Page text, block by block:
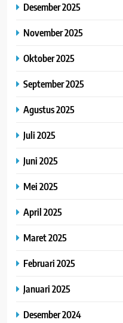
Desember 2025
November 2025
Oktober 2025
September 2025
Agustus 2025
Juli 2025
Juni 2025
Mei 2025
April 2025
Maret 2025
Februari 2025
Januari 2025
Desember 2024